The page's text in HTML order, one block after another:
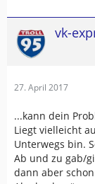
vk-
27. April 2017
...kann dein
Liegt vielleicht
Unterwegs bin.
Ab und zu gab/
dann aber